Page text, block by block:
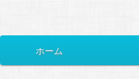
イ
メ
サ
ホーム